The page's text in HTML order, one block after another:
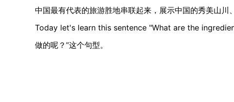
中国最有代表的旅游胜地串联起来，展示中国的秀美山川
Today let's learn this sentence "What are the
做的呢？”这个句型。